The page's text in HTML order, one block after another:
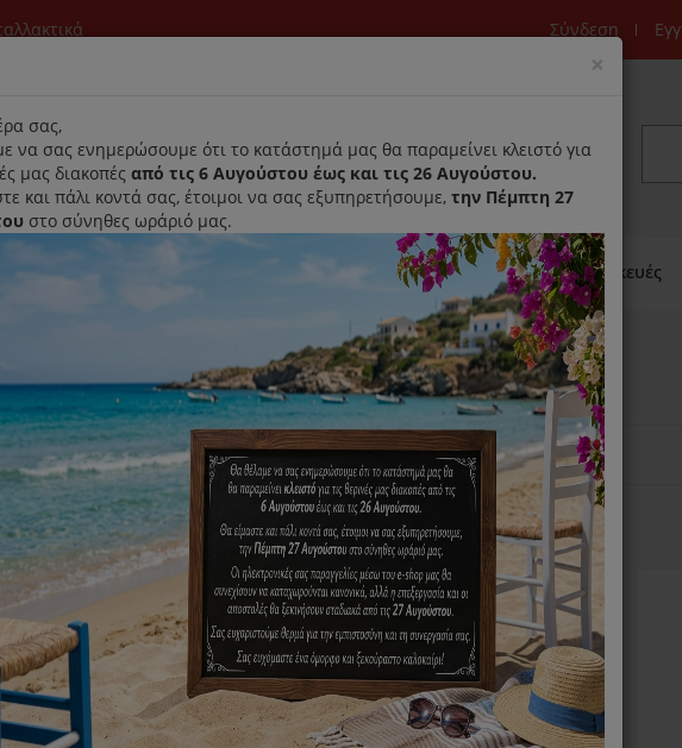
Σύνδεση
Αρχική Παραλαβή- Παράδοση Κατ'οικον Επισκευές
ανά: Εμφάνιση:
× Close
σας,
να σας ενημερώσουμε ότι το κατάστημά μας θα παραμείνει κλειστό για
μας διακοπές από τις 6 Αυγούστου έως και τις 26 Αυγούστου.
και πάλι κοντά σας, έτοιμοι να σας εξυπηρετήσουμε, την Πέμπτη 27
στο σύνηθες ωράριό μας.